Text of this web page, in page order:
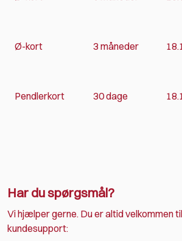
Ø-kort 3 måneder
Pendlerkort 30 dage
Har du spørgsmål?
Vi hjælper gerne. Du er altid velkommen
kundesupport: